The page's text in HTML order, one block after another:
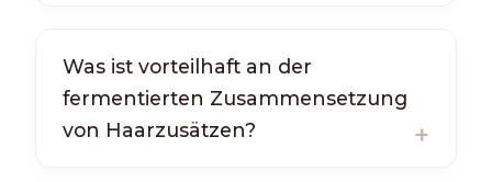
Was ist vorteilhaft an der
fermentierten Zusammensetzung
von Haarzusätzen?